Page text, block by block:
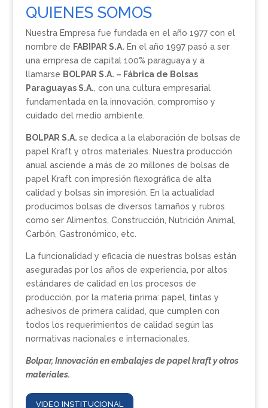
QUIENES SOMOS
Nuestra Empresa fue fundada en el año 1977 con el
nombre de FABIPAR S.A. En el año 1997 pasó a ser
una empresa de capital 100% paraguaya y a
llamarse BOLPAR S.A. – Fábrica de Bolsas
Paraguayas S.A. , con una cultura empresarial
fundamentada en la innovación, compromiso y
cuidado del medio ambiente.
BOLPAR S.A. se dedica a la elaboración de bolsas de
papel Kraft y otros materiales. Nuestra producción
anual asciende a más de 20 millones de bolsas de
papel Kraft con impresión flexográfica de alta
calidad y bolsas sin impresión. En la actualidad
producimos bolsas de diversos tamaños y rubros
como ser Alimentos, Construcción, Nutrición Animal,
Carbón, Gastronómico, etc.
La funcionalidad y eficacia de nuestras bolsas están
aseguradas por los años de experiencia, por altos
estándares de calidad en los procesos de
producción, por la materia prima: papel, tintas y
adhesivos de primera calidad, que cumplen con
todos los requerimientos de calidad según las
normativas nacionales e internacionales.
Bolpar, Innovación en embalajes de papel kraft y otros
materiales.
VIDEO INSTITUCIONAL